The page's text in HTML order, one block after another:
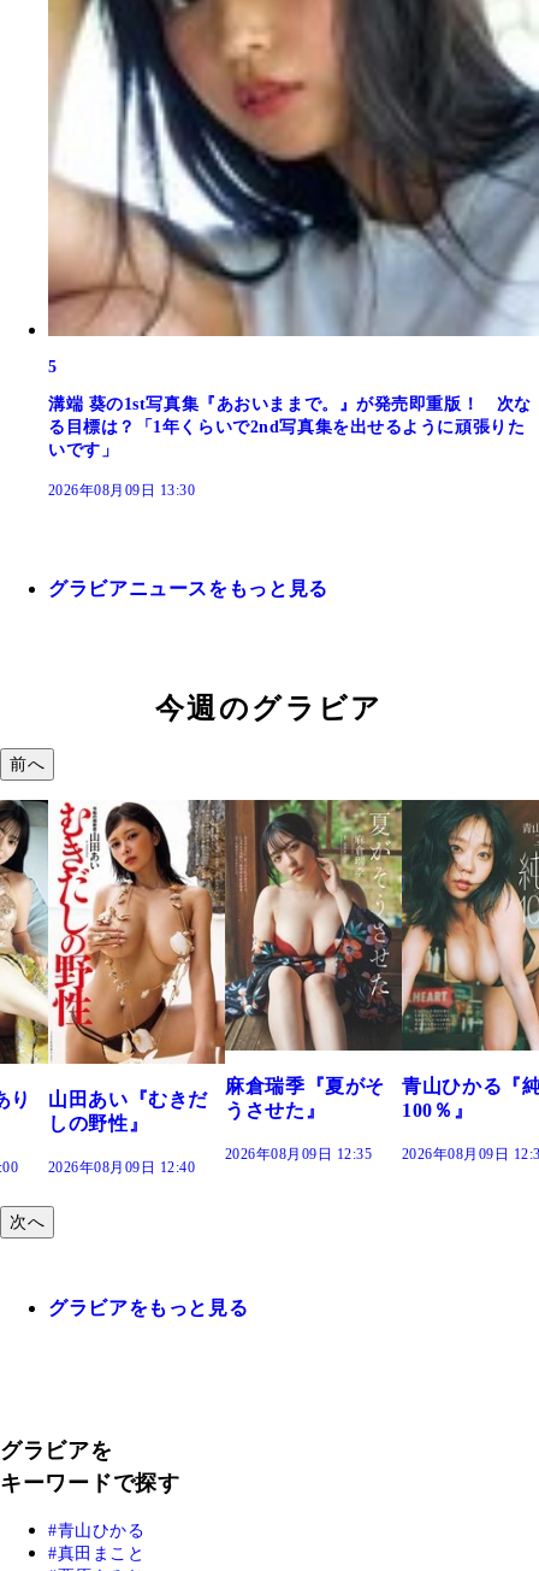
5
溝端 葵の1st写真集『あおいままで。』が発売即重版！ 次な
る目標は？「1年くらいで2nd写真集を出せるように頑張りた
いです」
2026年08月09日 13:30
グラビアニュースをもっと見る
今週のグラビア
前へ
だ
麻倉瑞季『夏がそ
うさせた』
青山ひかる『純度
100％』
2026年08月09日 12:30
溝端 葵『もう
つの、あおい
で。』
2026年08月09日
次へ
グラビアをもっと見る
グラビアを
キーワードで探す
青山ひかる
真田まこと